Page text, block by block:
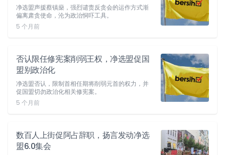
净选盟声援蔡镇燊，强烈谴责反贪会的运作方式渐
偏离肃贪使命，沦为政治恫吓工具。
5 个月前
否认限任修宪案削弱王权，净选盟促国
盟别政治化
净选盟否认，限制首相任期将削弱元首的权力，并
促国盟切勿政治化相关修宪案。
5 个月前
数百人上街促阿占辞职，扬言发动净选
盟6.0集会